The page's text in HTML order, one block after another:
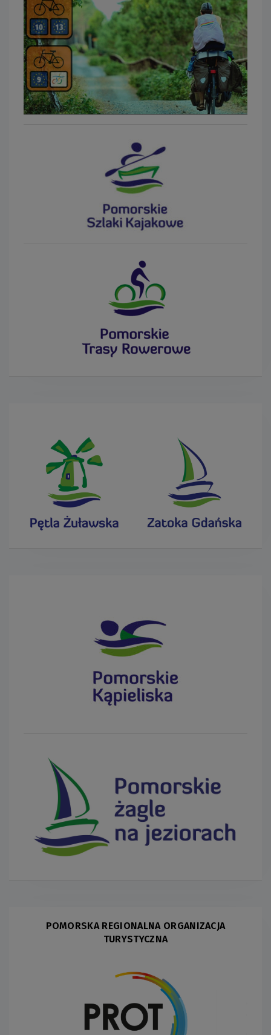
POMORSKA REGIONALNA ORGANIZACJA
TURYSTYCZNA